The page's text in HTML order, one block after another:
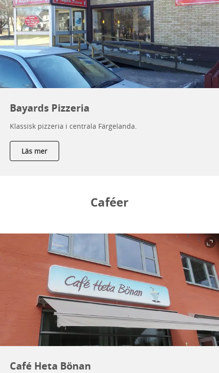
Bayards Pizzeria
Klassisk pizzeria i centrala Färgelanda.
Läs mer
Caféer
Café Heta Bönan